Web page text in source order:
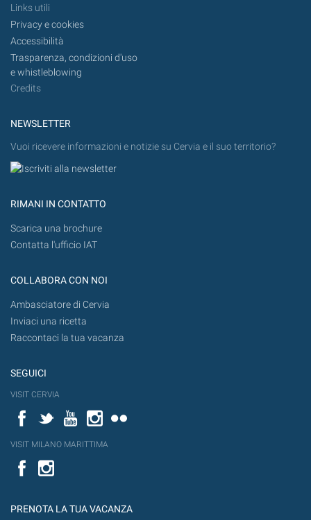
Links utili
Privacy e cookies
Accessibilità
Trasparenza, condizioni d'uso
e whistleblowing
Credits
NEWSLETTER
Vuoi ricevere informazioni e notizie su Cervia e il suo territorio?
RIMANI IN CONTATTO
Scarica una brochure
Contatta l'ufficio IAT
COLLABORA CON NOI
Ambasciatore di Cervia
Inviaci una ricetta
Raccontaci la tua vacanza
SEGUICI
VISIT CERVIA
FacebookTwitterYouTubeInstagram
VISIT MILANO MARITTIMA
Facebook
PRENOTA LA TUA VACANZA